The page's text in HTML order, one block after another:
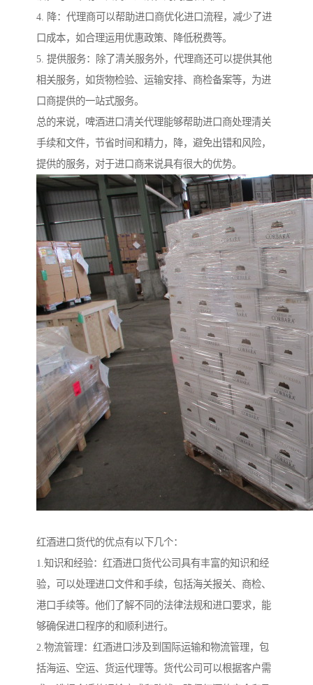
4. 降：代理商可以帮助进口商优化进口流程，减少了进
口成本，如合理运用优惠政策、降低税费等。
5. 提供服务：除了清关服务外，代理商还可以提供其他
相关服务，如货物检验、运输安排、商检备案等，为进
口商提供的一站式服务。
总的来说，啤酒进口清关代理能够帮助进口商处理清关
手续和文件，节省时间和精力，降，避免出错和风险，
提供的服务，对于进口商来说具有很大的优势。
红酒进口货代的优点有以下几个：
1.知识和经验：红酒进口货代公司具有丰富的知识和经
验，可以处理进口文件和手续，包括海关报关、商检、
港口手续等。他们了解不同的法律法规和进口要求，能
够确保进口程序的和顺利进行。
2.物流管理：红酒进口涉及到国际运输和物流管理，包
括海运、空运、货运代理等。货代公司可以根据客户需